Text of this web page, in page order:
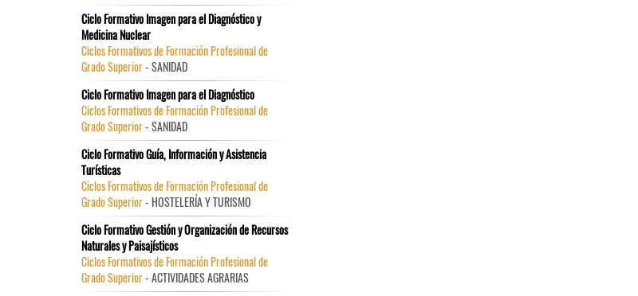
Ciclo Formativo Imagen para el Diagnóstico y
Medicina Nuclear
Ciclos Formativos de Formación Profesional de
Grado Superior- SANIDAD
Ciclo Formativo Imagen para el Diagnóstico
Ciclos Formativos de Formación Profesional de
Grado Superior- SANIDAD
Ciclo Formativo Guía, Información y Asistencia
Turísticas
Ciclos Formativos de Formación Profesional de
Grado Superior- HOSTELERÍA Y TURISMO
Ciclo Formativo Gestión y Organización de Recursos
Naturales y Paisajísticos
Ciclos Formativos de Formación Profesional de
Grado Superior- ACTIVIDADES AGRARIAS